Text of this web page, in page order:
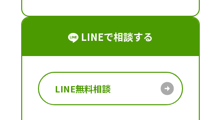
LINEで相談する
LINE無料相談